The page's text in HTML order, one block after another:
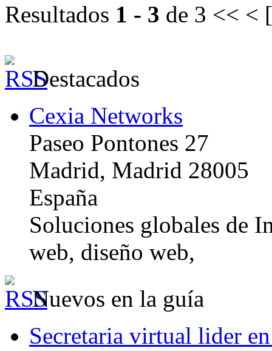
Resultados 1 - 3 de 3 << < [
Destacados
Cexia Networks
Paseo Pontones 27
Madrid, Madrid 28005
España
Soluciones globales de
web, diseño web,
Nuevos en la guía
Secretaria virtual lider